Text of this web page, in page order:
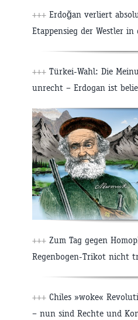
+++ Erdoğan verliert
Etappensieg der Westler in
+++ Türkei-Wahl: Die
unrecht – Erdogan ist
+++ Zum Tag gegen
Regenbogen-Trikot nicht
+++ Chiles »woke«
– nun sind Rechte und